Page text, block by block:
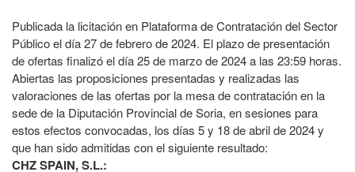
Publicada la licitación en Plataforma de Contratación del Sector
Público el día 27 de febrero de 2024. El plazo de presentación
de ofertas finalizó el día 25 de marzo de 2024 a las 23:59 horas.
Abiertas las proposiciones presentadas y realizadas las
valoraciones de las ofertas por la mesa de contratación en la
sede de la Diputación Provincial de Soria, en sesiones para
estos efectos convocadas, los días 5 y 18 de abril de 2024 y
que han sido admitidas con el siguiente resultado:
CHZ SPAIN, S.L.: